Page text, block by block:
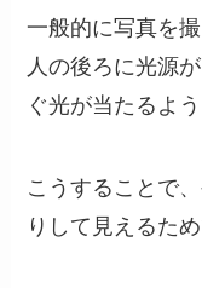
一般的に写真を
人の後ろに光源
ぐ光が当たるよ
こうすることで
りして見えるため